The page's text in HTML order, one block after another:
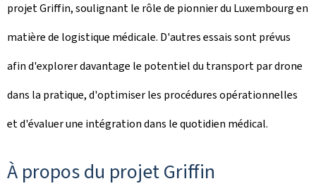
projet Griffin, soulignant le rôle de pionnier du Luxembourg en
matière de logistique médicale. D'autres essais sont prévus
afin d'explorer davantage le potentiel du transport par drone
dans la pratique, d'optimiser les procédures opérationnelles
et d'évaluer une intégration dans le quotidien médical.
À propos du projet Griffin